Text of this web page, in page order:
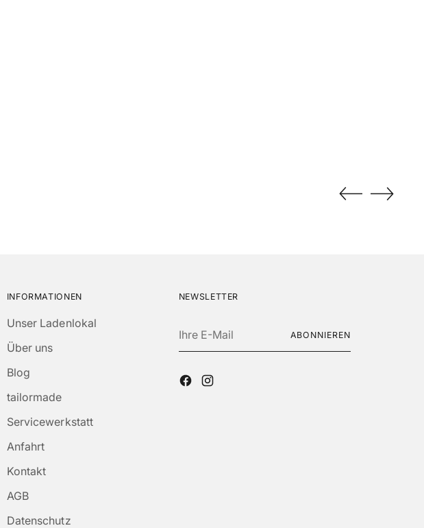
INFORMATIONEN
Unser Ladenlokal
Über uns
Blog
tailormade
Servicewerkstatt
Anfahrt
Kontakt
AGB
Datenschutz
NEWSLETTER
E-
ABONNIEREN